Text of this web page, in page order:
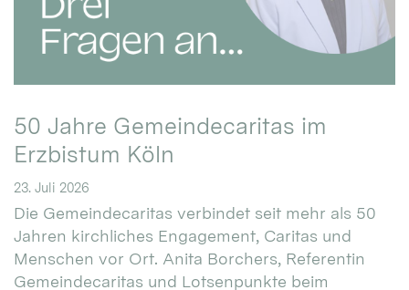
50 Jahre Gemeindecaritas im
Erzbistum Köln
23. Juli 2026
Die Gemeindecaritas verbindet seit mehr als 50
Jahren kirchliches Engagement, Caritas und
Menschen vor Ort. Anita Borchers, Referentin
Gemeindecaritas und Lotsenpunkte beim